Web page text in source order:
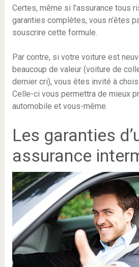
Certes, même si l’assurance tous
garanties complètes, vous n’êtes
souscrire cette formule.
Par contre, si votre voiture est
beaucoup de valeur (voiture de
dernier cri), vous êtes invité à
Celle-ci vous permettra de mieux
automobile et vous-même.
Les garanties
assurance